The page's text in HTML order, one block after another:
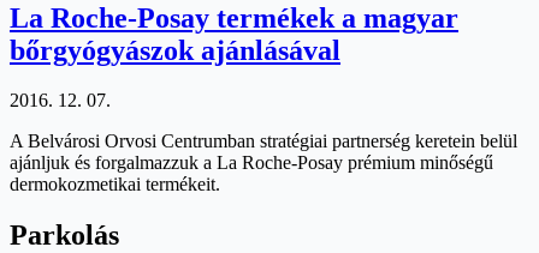
La Roche-Posay termékek a magyar
bőrgyógyászok ajánlásával
2016. 12. 07.
A Belvárosi Orvosi Centrumban stratégiai partnerség keretein belül
ajánljuk és forgalmazzuk a La Roche-Posay prémium minőségű
dermokozmetikai termékeit.
Parkolás